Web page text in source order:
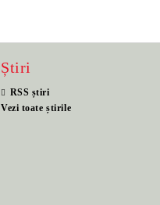
SET PORTELAN
PENTRU CEAI
Știri
RSS știri
Vezi toate știrile